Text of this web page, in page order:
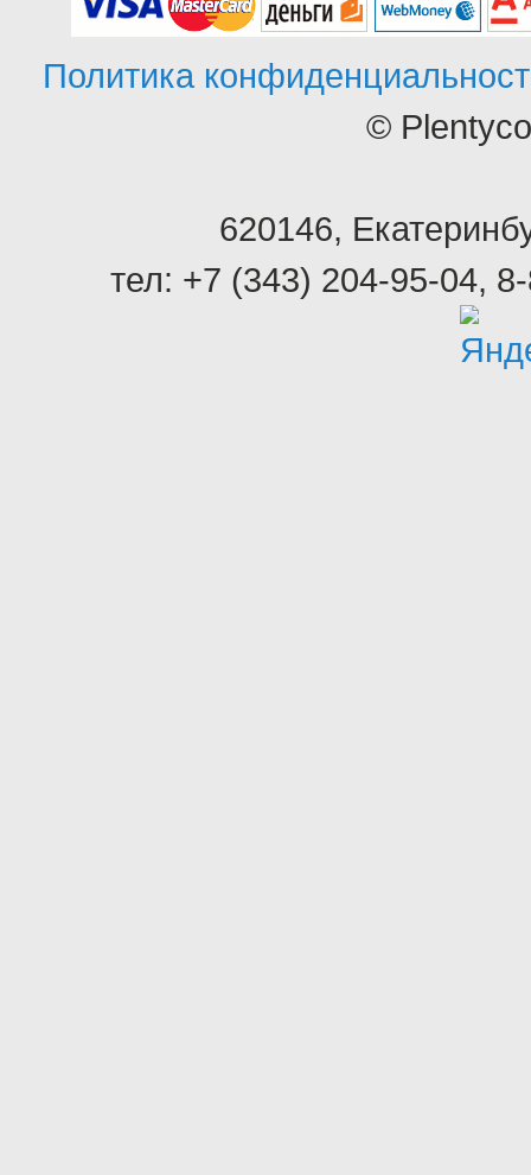
Политика
©
620146,
тел: +7 (343) 204-95-04,